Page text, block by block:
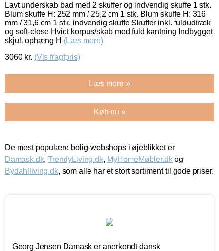
Lavt underskab bad med 2 skuffer og indvendig skuffe 1 stk.
Blum skuffe H: 252 mm / 25,2 cm 1 stk. Blum skuffe H: 316
mm / 31,6 cm 1 stk. indvendig skuffe Skuffer inkl. fuldudtræk
og soft-close Hvidt korpus/skab med fuld kantning Indbygget
skjult ophæng H (Læs mere)
3060 kr. (Vis fragtpris)
Læs mere »
Køb nu »
De mest populære bolig-webshops i øjeblikket er
Damask.dk, TrendyLiving.dk, MyHomeMøbler.dk og
Bydahlliving.dk, som alle har et stort sortiment til gode priser.
Georg Jensen Damask er anerkendt dansk